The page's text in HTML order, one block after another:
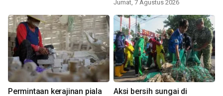
Jumat, 7 Agustus 2026
Permintaan kerajinan piala
Aksi bersih sungai di